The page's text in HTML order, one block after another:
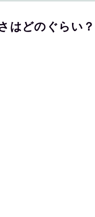
さはどのぐらい